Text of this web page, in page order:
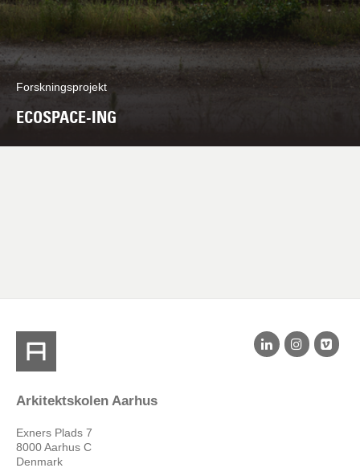
Forskningsprojekt
ECOSPACE-ING
Arkitektskolen Aarhus
Exners Plads 7
8000 Aarhus C
Denmark